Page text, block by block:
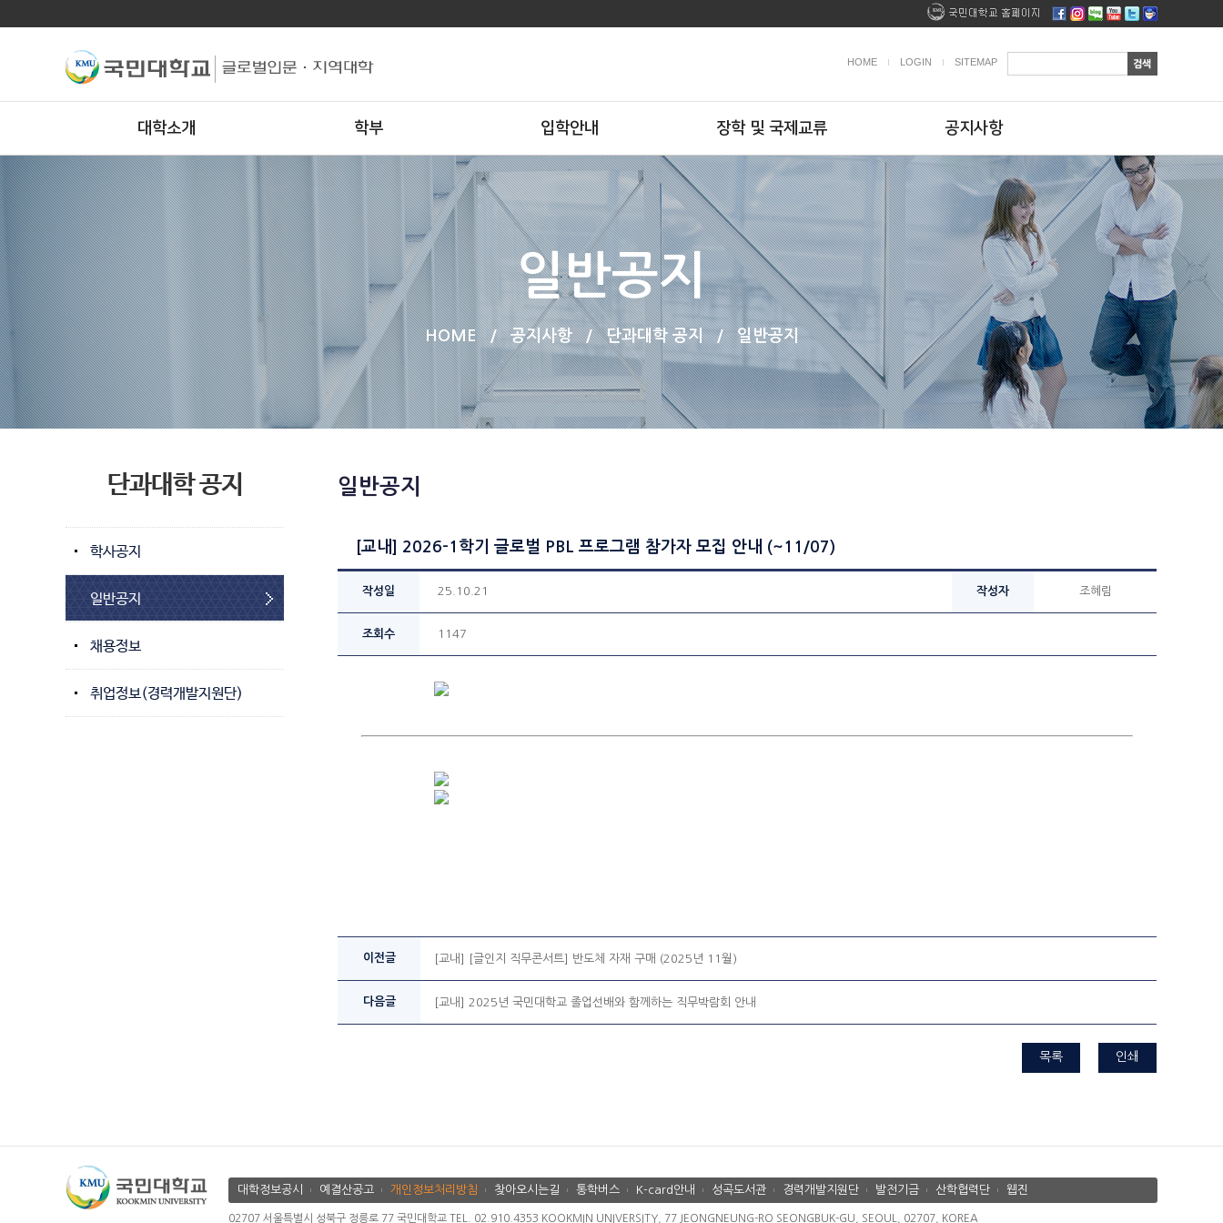
HOME LOGIN SITEMAP
대학소개 학부 입학안내 장학 및 국제교류 공지사항
일반공지
HOME / 공지사항 / 단과대학 공지 / 일반공지
단과대학 공지
학사공지
일반공지
채용정보
취업정보(경력개발지원단)
일반공지
[교내] 2026-1학기 글로벌 PBL 프로그램 참가자 모집 안내 (~11/07)
작성일 25.10.21 작성자 조혜림
조회수 1147
이전글 [교내] [글인지 직무콘서트] 반도체 자재 구매 (2025년 11월)
다음글 [교내] 2025년 국민대학교 졸업선배와 함께하는 직무박람회 안내
인쇄
목록
대학정보공시 예결산공고 개인정보처리방침 찾아오시는길 통학버스 K-card안내 성곡도서관 경력개발지원단 발전기금 산학협력단 웹진
02707 서울특별시 성북구 정릉로 77 국민대학교 TEL. 02.910.4353 KOOKMIN UNIVERSITY, 77 JEONGNEUNG-RO SEONGBUK-GU, SEOUL, 02707, KOREA